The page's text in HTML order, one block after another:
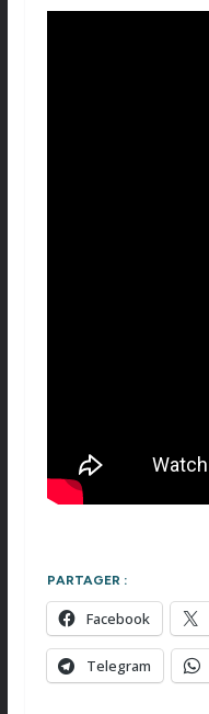
PARTAGER :
Facebook
Telegram